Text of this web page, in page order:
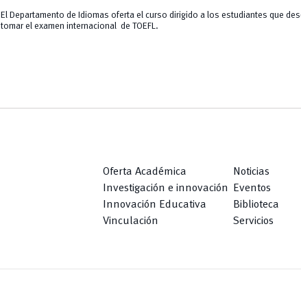
El Departamento de Idiomas oferta el curso dirigido a los estudiantes que
tomar el examen internacional de TOEFL.
Oferta Académica
Investigación e innovación
Innovación Educativa
Vinculación
Noticias
Eventos
Biblioteca
Servicios